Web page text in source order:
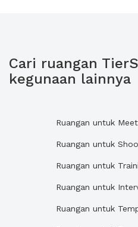
Cari ruangan
kegunaan lainnya
Ruangan untuk
Ruangan untuk
Ruangan untuk
Ruangan untuk
Ruangan untuk